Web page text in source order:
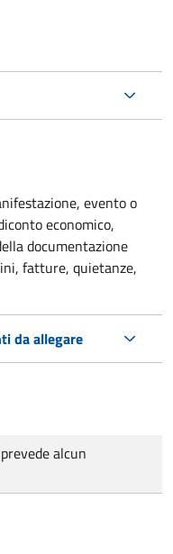
evento o
economico,
documentazione
fatture, quietanze,
da allegare
alcun